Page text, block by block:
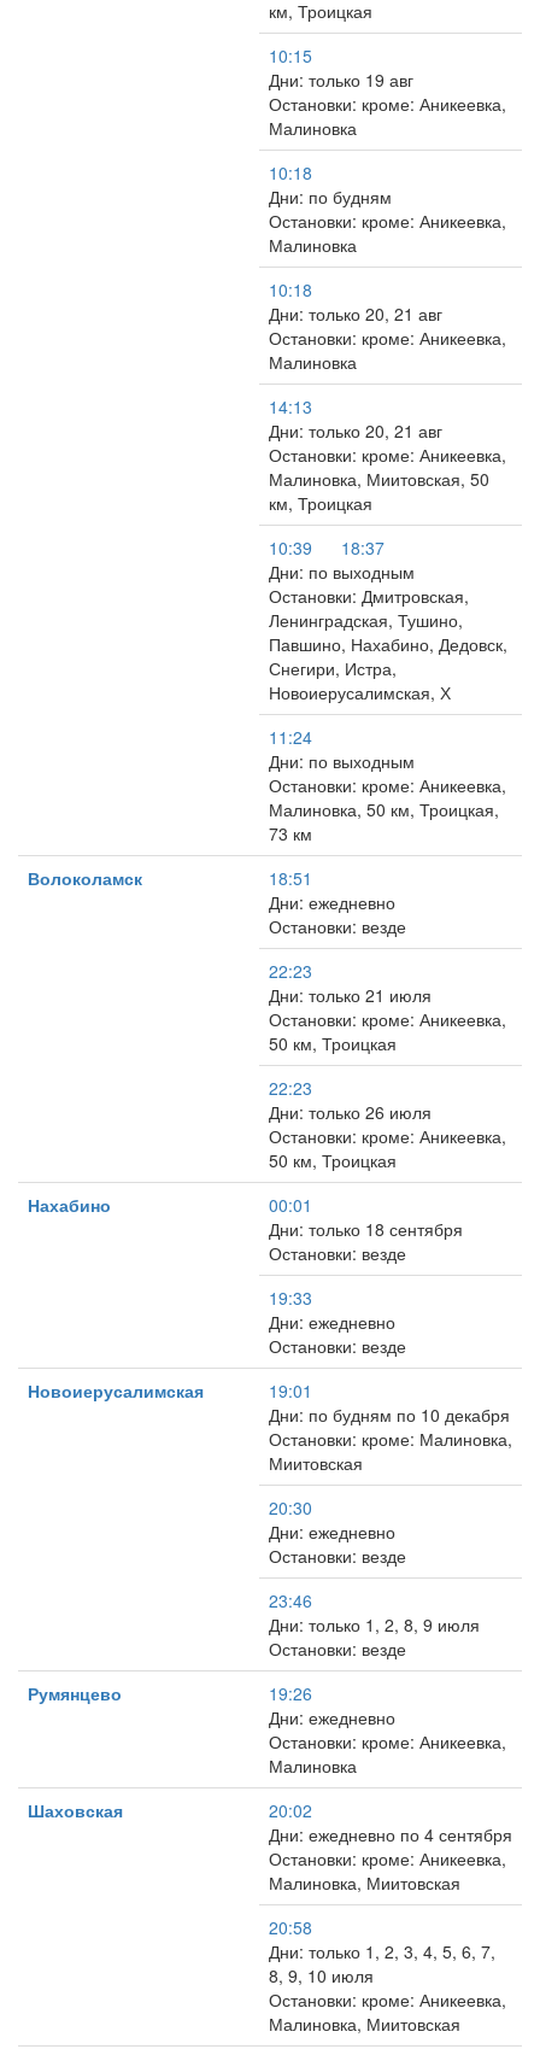
км, Троицкая
10:15
Дни: только 19 авг
Остановки: кроме: Аникеевка,
Малиновка
10:18
Дни: по будням
Остановки: кроме: Аникеевка,
Малиновка
10:18
Дни: только 20, 21 авг
Остановки: кроме: Аникеевка,
Малиновка
14:13
Дни: только 20, 21 авг
Остановки: кроме: Аникеевка,
Малиновка, Миитовская, 50
км, Троицкая
10:39
18:37
Дни: по выходным
Остановки: Дмитровская,
Ленинградская, Тушино,
Павшино, Нахабино, Дедовск,
Снегири, Истра,
Новоиерусалимская, Х
11:24
Дни: по выходным
Остановки: кроме: Аникеевка,
Малиновка, 50 км, Троицкая,
73 км
Волоколамск
18:51
Дни: ежедневно
Остановки: везде
22:23
Дни: только 21 июля
Остановки: кроме: Аникеевка,
50 км, Троицкая
22:23
Дни: только 26 июля
Остановки: кроме: Аникеевка,
50 км, Троицкая
Нахабино
00:01
Дни: только 18 сентября
Остановки: везде
19:33
Дни: ежедневно
Остановки: везде
Новоиерусалимская
19:01
Дни: по будням по 10 декабря
Остановки: кроме: Малиновка,
Миитовская
20:30
Дни: ежедневно
Остановки: везде
23:46
Дни: только 1, 2, 8, 9 июля
Остановки: везде
Румянцево
19:26
Дни: ежедневно
Остановки: кроме: Аникеевка,
Малиновка
Шаховская
20:02
Дни: ежедневно по 4 сентября
Остановки: кроме: Аникеевка,
Малиновка, Миитовская
20:58
Дни: только 1, 2, 3, 4, 5, 6, 7,
8, 9, 10 июля
Остановки: кроме: Аникеевка,
Малиновка, Миитовская